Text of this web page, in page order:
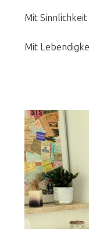
Mit
Mit